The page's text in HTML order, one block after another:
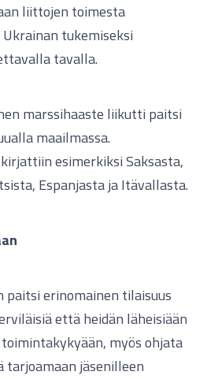
liittojen toimesta
tukemiseksi
tavalla.
marssihaaste liikutti paitsi
maailmassa.
esimerkiksi Saksasta,
Espanjasta ja Itävallasta.
paitsi erinomainen tilaisuus
että heidän läheisiään
myös ohjata
tarjoamaan jäsenilleen